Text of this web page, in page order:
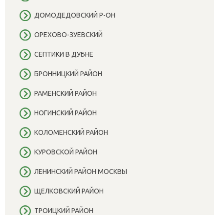
ДОМОДЕДОВСКИЙ Р-ОН
ОРЕХОВО-ЗУЕВСКИЙ
СЕПТИКИ В ДУБНЕ
БРОННИЦКИЙ РАЙОН
РАМЕНСКИЙ РАЙОН
НОГИНСКИЙ РАЙОН
КОЛОМЕНСКИЙ РАЙОН
КУРОВСКОЙ РАЙОН
ЛЕНИНСКИЙ РАЙОН МОСКВЫ
ЩЕЛКОВСКИЙ РАЙОН
ТРОИЦКИЙ РАЙОН